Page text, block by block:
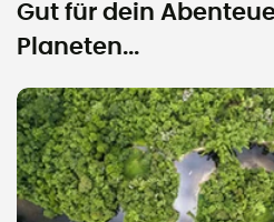
Gut für dein
Planeten...